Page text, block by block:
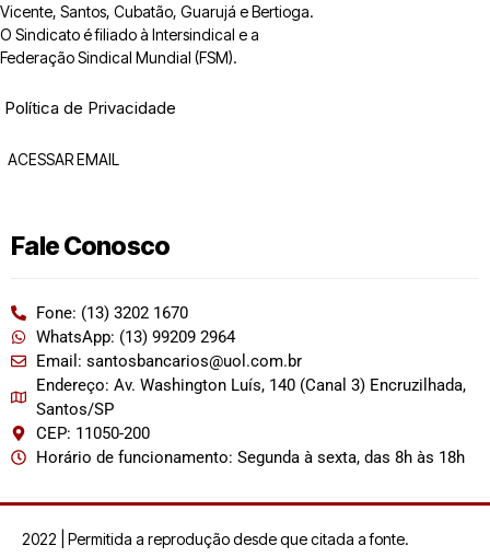
Vicente, Santos, Cubatão, Guarujá e Bertioga.
O Sindicato é filiado à Intersindical e a
Federação Sindical Mundial (FSM).
Política de Privacidade
ACESSAR EMAIL
Fale Conosco
Fone: (13) 3202 1670
WhatsApp: (13) 99209 2964
Email: santosbancarios@uol.com.br
Endereço: Av. Washington Luís, 140 (Canal 3) Encruzilhada,
Santos/SP
CEP: 11050-200
Horário de funcionamento: Segunda à sexta, das 8h às 18h
2022 | Permitida a reprodução desde que citada a fonte.